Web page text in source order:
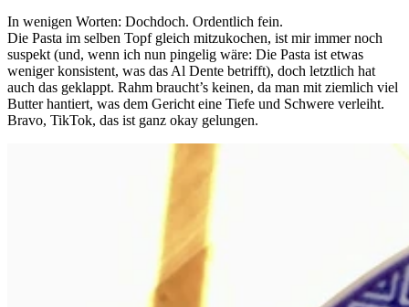
In wenigen Worten: Dochdoch. Ordentlich fein.
Die Pasta im selben Topf gleich mitzukochen, ist mir immer noch
suspekt (und, wenn ich nun pingelig wäre: Die Pasta ist etwas
weniger konsistent, was das Al Dente betrifft), doch letztlich hat
auch das geklappt. Rahm braucht’s keinen, da man mit ziemlich viel
Butter hantiert, was dem Gericht eine Tiefe und Schwere verleiht.
Bravo, TikTok, das ist ganz okay gelungen.